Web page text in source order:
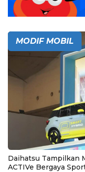
MODIF MOBIL
Daihatsu Tampilkan
ACTIVe Bergaya